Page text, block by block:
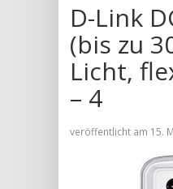
D-Link
(bis zu
Licht,
– 4
veröffentlicht am 15.